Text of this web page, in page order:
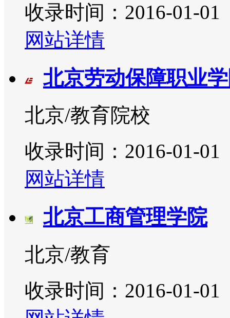
收录时间：2016-01-01
网站详情
北京劳动保障职业
北京/教育院校
收录时间：2016-01-01
网站详情
北京工商管理学院
北京/教育
收录时间：2016-01-01